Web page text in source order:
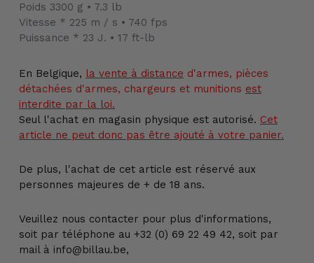
Poids 3300 g • 7.3 lb
Vitesse * 225 m / s • 740 fps
Puissance * 23 J. • 17 ft-lb
En Belgique, la vente à distance d'armes, pièces
détachées d'armes, chargeurs et munitions est
interdite par la loi.
Seul l'achat en magasin physique est autorisé. Cet
article ne peut donc pas être ajouté à votre panier.
De plus, l'achat de cet article est réservé aux
personnes majeures de + de 18 ans.
Veuillez nous contacter pour plus d'informations,
soit par téléphone au +32 (0) 69 22 49 42, soit par
mail à info@billau.be,